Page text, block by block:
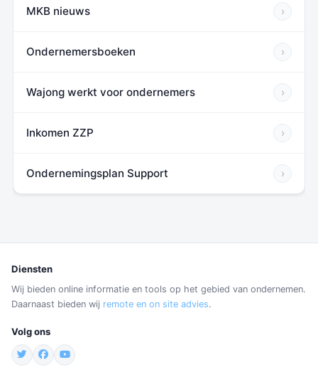
MKB nieuws ›
Ondernemersboeken ›
Wajong werkt voor ondernemers ›
Inkomen ZZP ›
Ondernemingsplan Support ›
Diensten
Wij bieden online informatie en tools op het gebied van ondernemen.
Daarnaast bieden wij remote en on site advies.
Volg ons